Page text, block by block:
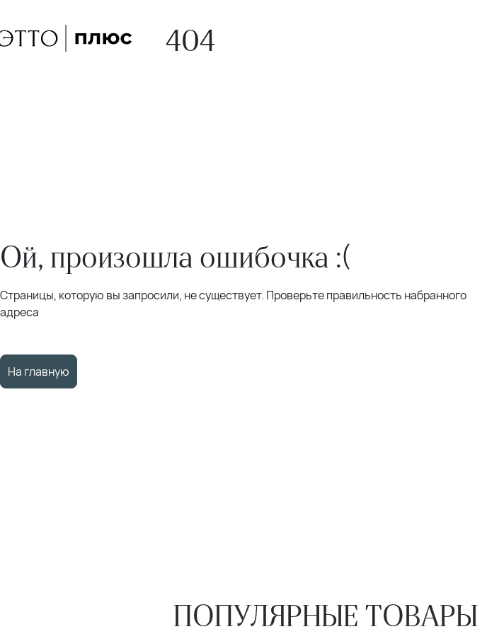
404
Ой, произошла ошибочка :(
Страницы, которую вы запросили, не существует. Проверьте правильность набранного
адреса
На главную
ПОПУЛЯРНЫЕ ТОВАРЫ